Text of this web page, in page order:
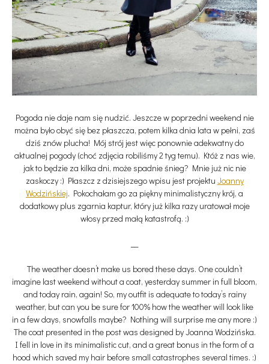
Pogoda nie daje nam się nudzić. Jeszcze w poprzedni weekend nie
można było obyć się bez płaszcza, potem kilka dnia lata w pełni, zaś
dziś znów plucha! Mój strój jest więc ponownie adekwatny do
aktualnej pogody (choć zdjęcia robiliśmy 2 tyg temu). Któż z nas wie,
jak to będzie za kilka dni, może spadnie śnieg? Mnie już nic nie
zaskoczy :) Płaszcz z dzisiejszego wpisu jest projektu Joanny
Wodzińskiej. Pokochałam go za piękny minimalistyczny krój, a
dodatkowy plus zgarnia kaptur, który już kilka razy uratował moje
włosy przed małą katastrofą. :)
The weather doesn’t make us bored these days. One couldn’t
imagine last weekend without a coat, yesterday summer in full bloom,
and today rain, again! So, my outfit is adequate to today’s rainy
weather, but can you be sure for 100% how the weather will look like
in a few days, snowfalls maybe? Nothing will surprise me any more :)
The coat presented in the post was designed by Joanna Wodzińska.
I fell in love in its minimalistic cut, and a great bonus in the form of a
hood which saved my hair before small catastrophes several times. :)